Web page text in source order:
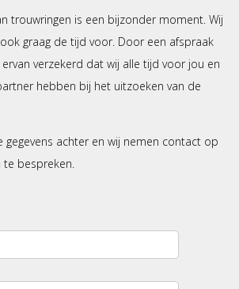
trouwringen is een bijzonder moment. Wij
graag de tijd voor. Door een afspraak
verzekerd dat wij alle tijd voor jou en
hebben bij het uitzoeken van de
gegevens achter en wij nemen contact op
te bespreken.